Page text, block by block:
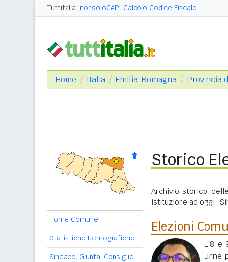
Tuttitalia nonsoloCAP Calcolo Codice Fiscale
Home Italia Emilia-Romagna Provincia
Home Comune
Statistiche Demografiche
Sindaco, Giunta, Consiglio
Storico
Archivio storico
istituzione ad oggi.
Elezioni
L'8 e
urne